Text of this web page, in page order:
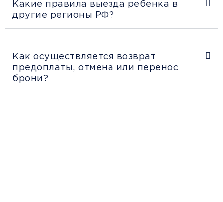
Какие правила выезда ребенка в
другие регионы РФ?
Как осуществляется возврат
предоплаты, отмена или перенос
брони?